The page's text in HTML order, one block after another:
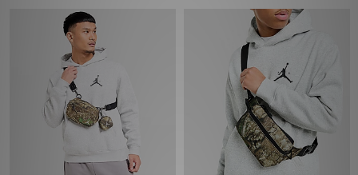
Mina meddelanden
Kundservice